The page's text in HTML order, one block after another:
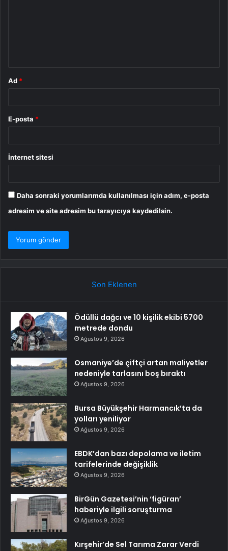
Ad *
E-posta *
İnternet sitesi
Daha sonraki yorumlarımda kullanılması için adım, e-posta
adresim ve site adresim bu tarayıcıya kaydedilsin.
Son Eklenen
Ödüllü dağcı ve 10 kişilik ekibi 5700
metrede dondu
Ağustos 9, 2026
Osmaniye’de çiftçi artan maliyetler
nedeniyle tarlasını boş bıraktı
Ağustos 9, 2026
Bursa Büyükşehir Harmancık’ta da
yolları yeniliyor
Ağustos 9, 2026
EBDK’dan bazı depolama ve iletim
tarifelerinde değişiklik
Ağustos 9, 2026
BirGün Gazetesi’nin ‘figüran’
haberiyle ilgili soruşturma
Ağustos 9, 2026
Kırşehir’de Sel Tarıma Zarar Verdi